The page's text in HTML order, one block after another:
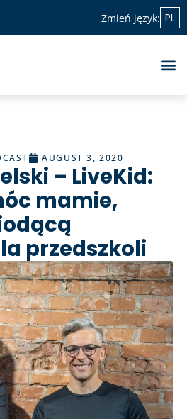
Zmień język: PL
AUGUST 3, 2020
– LiveKid:
mamie,
przedszkoli